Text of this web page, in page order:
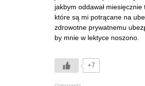
jakbym oddawał
które są mi potrącane na
zdrowotne prywatnemu
by mnie w lektyce noszono.
+7